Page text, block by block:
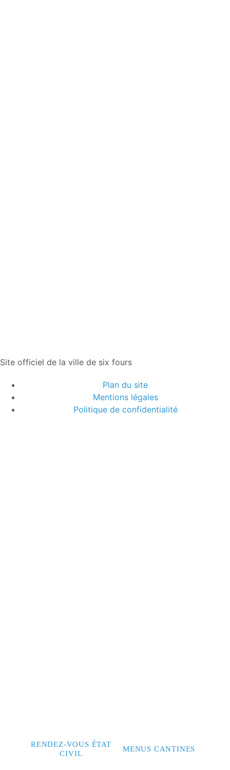
Site officiel de la ville de six fours
Plan du site
Mentions légales
Politique de confidentialité
RENDEZ-VOUS ÉTAT
CIVIL
MENUS CANTINES